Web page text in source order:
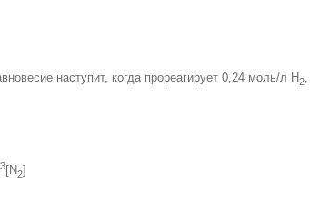
наступит, когда прореагирует 0,24 моль/л H2
3[N2]